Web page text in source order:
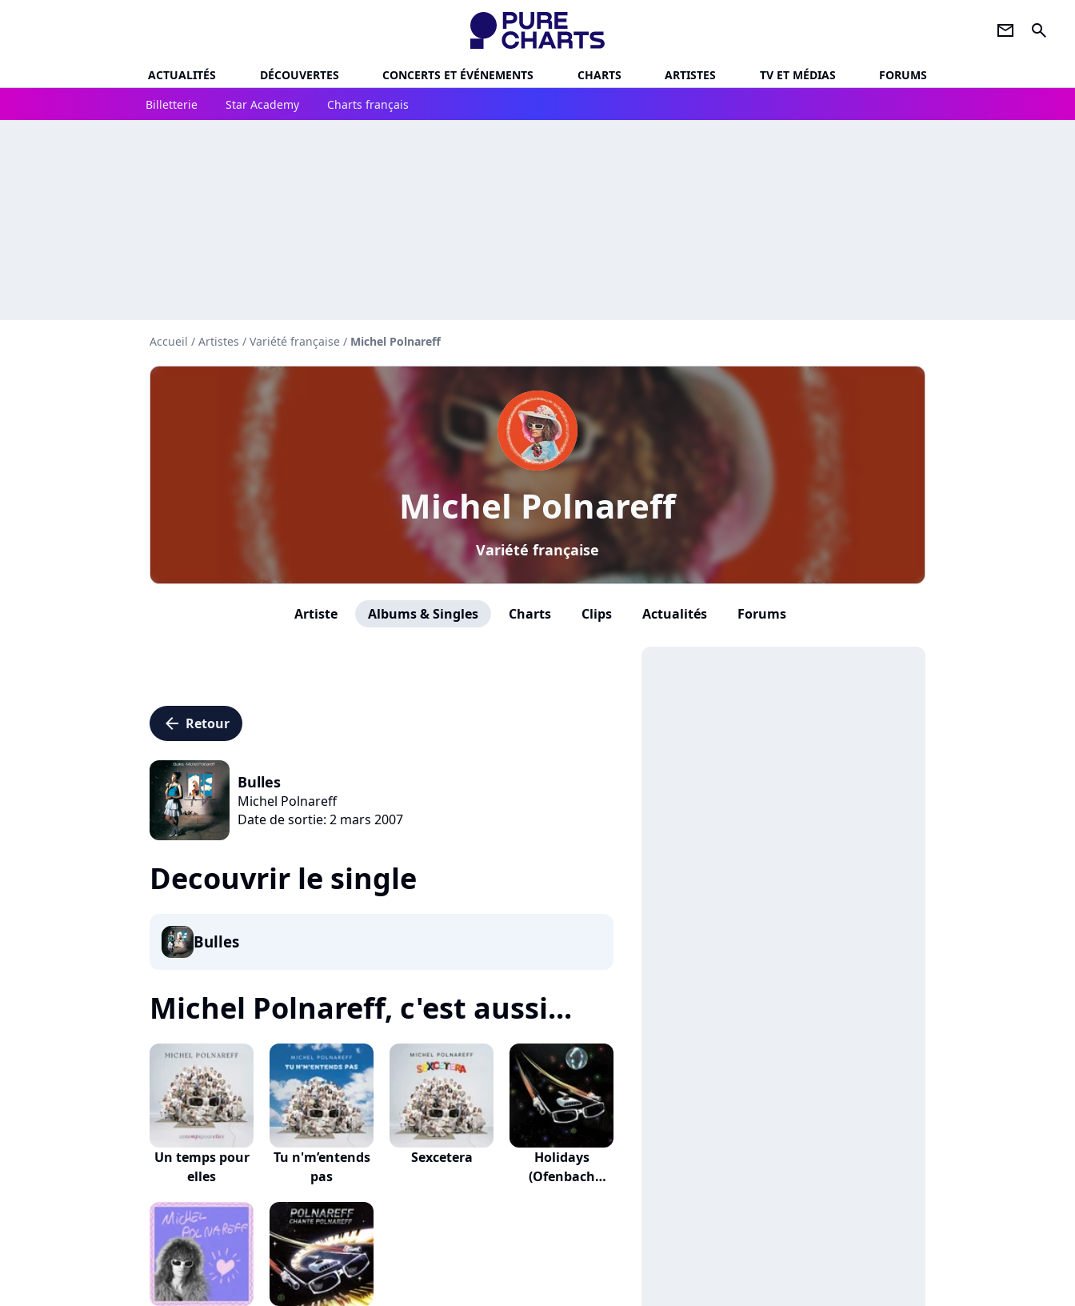
newsletter search
ACTUALITÉS DÉCOUVERTES CONCERTS ET ÉVÉNEMENTS CHARTS ARTISTES TV ET MÉDIAS
FORUMS
Billetterie
Star Academy Charts français
Accueil / Artistes / Variété française / Michel Polnareff
Michel Polnareff
Variété française
Artiste Albums & Singles Charts Clips Actualités Forums
arrow_left Retour
Bulles
Michel Polnareff
Date de sortie: 2 mars 2007
Decouvrir le single
Bulles
Michel Polnareff, c'est aussi...
Un temps pour
elles
Tu n'm’entends
pas
Sexcetera
Holidays
(Ofenbach